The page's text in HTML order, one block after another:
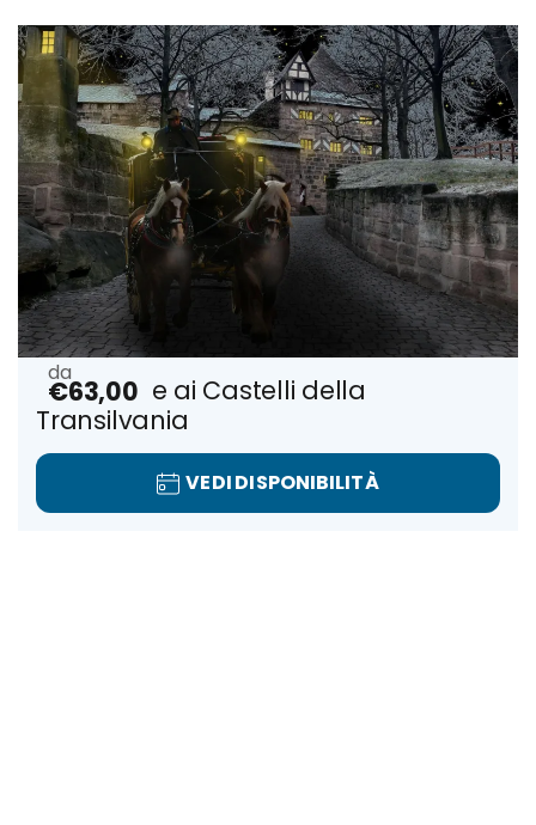
Escursione ai Castelli della
Transilvania
€63,00
VEDI DISPONIBILITÀ